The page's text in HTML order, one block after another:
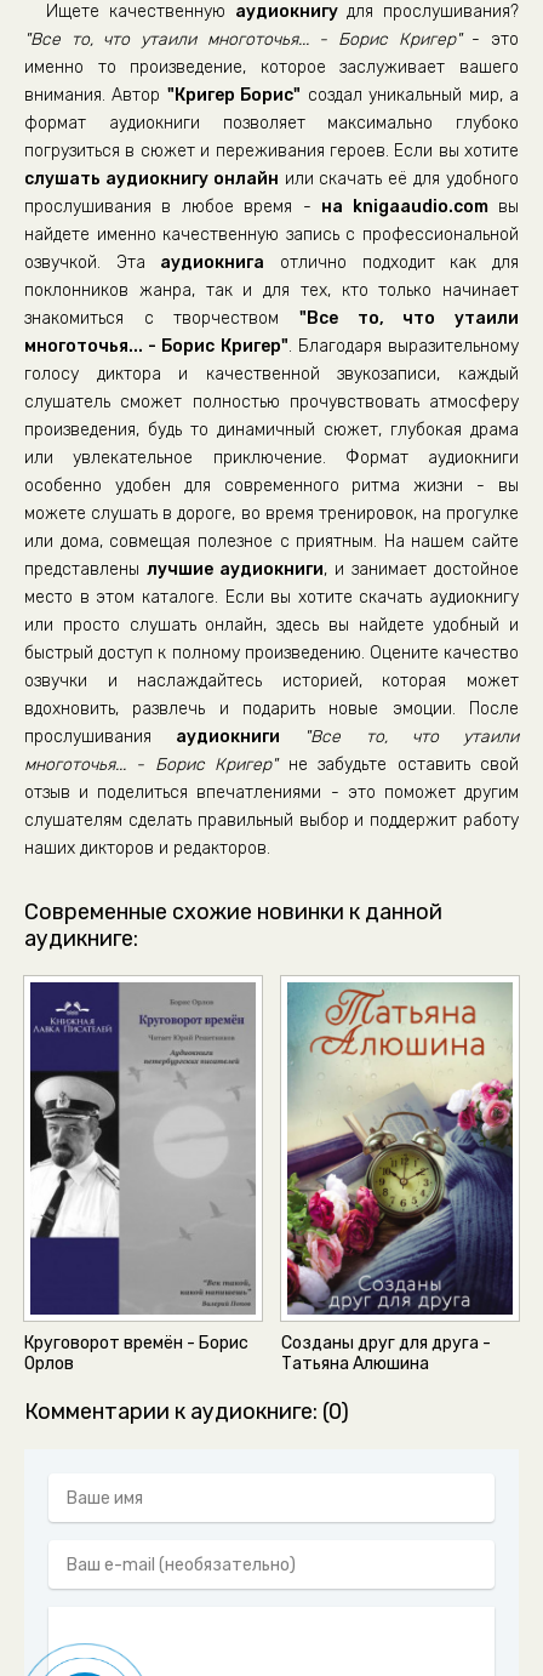
Ищете качественную аудиокнигудля прослушивания?
"Все то, что утаили многоточья... - Борис Кригер"- это
именно то произведение, которое заслуживает вашего
внимания. Автор "Кригер Борис" создал уникальный мир, а
формат аудиокниги позволяет максимально глубоко
погрузиться в сюжет и переживания героев. Если вы хотите
слушать аудиокнигу онлайн или скачать её для удобного
прослушивания в любое время - на knigaaudio.comвы
найдете именно качественную запись с профессиональной
озвучкой. Эта аудиокнига отлично подходит как для
поклонников жанра, так и для тех, кто только начинает
знакомиться с творчеством "Все то, что утаили
многоточья... - Борис Кригер". Благодаря выразительному
голосу диктора и качественной звукозаписи, каждый
слушатель сможет полностью прочувствовать атмосферу
произведения, будь то динамичный сюжет, глубокая драма
или увлекательное приключение. Формат аудиокниги
особенно удобен для современного ритма жизни - вы
можете слушать в дороге, во время тренировок, на прогулке
или дома, совмещая полезное с приятным. На нашем сайте
представлены лучшие аудиокниги, и занимает достойное
место в этом каталоге. Если вы хотите скачать аудиокнигу
или просто слушать онлайн, здесь вы найдете удобный и
быстрый доступ к полному произведению. Оцените качество
озвучки и наслаждайтесь историей, которая может
вдохновить, развлечь и подарить новые эмоции. После
прослушивания аудиокниги
"Все то, что утаили
многоточья... - Борис Кригер"не забудьте оставить свой
отзыв и поделиться впечатлениями - это поможет другим
слушателям сделать правильный выбор и поддержит работу
наших дикторов и редакторов.
Современные схожие новинки к данной
аудикниге:
Круговорот времён - Борис
Орлов
Созданы друг для друга -
Татьяна Алюшина
Комментарии к аудиокниге: (0)